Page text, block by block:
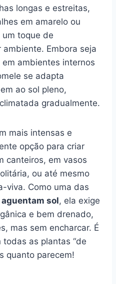
longas e estreitas,
em amarelo ou
toque de
Embora seja
ambientes internos
se adapta
ao sol pleno,
gradualmente.
mais intensas e
opção para criar
canteiros, em vasos
ou até mesmo
viva. Como uma das
sol, ela exige
e bem drenado,
mas sem encharcar. É
as plantas “de
quanto parecem!